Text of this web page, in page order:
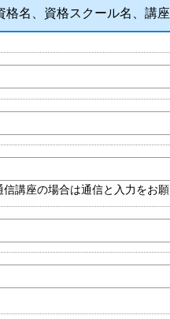
名、資格スクール名、講
講座の場合は通信と入力をお